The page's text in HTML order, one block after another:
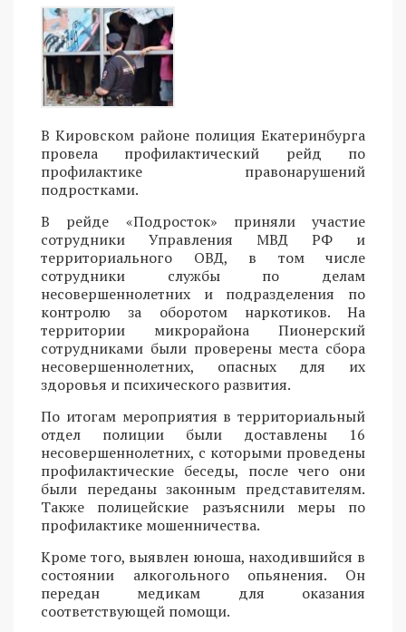
В Кировском районе полиция Екатеринбурга
провела профилактический рейд по
профилактике правонарушений
подростками.
В рейде «Подросток» приняли участие
сотрудники Управления МВД РФ и
территориального ОВД, в том числе
сотрудники службы по делам
несовершеннолетних и подразделения по
контролю за оборотом наркотиков. На
территории микрорайона Пионерский
сотрудниками были проверены места сбора
несовершеннолетних, опасных для их
здоровья и психического развития.
По итогам мероприятия в территориальный
отдел полиции были доставлены 16
несовершеннолетних, с которыми проведены
профилактические беседы, после чего они
были переданы законным представителям.
Также полицейские разъяснили меры по
профилактике мошенничества.
Кроме того, выявлен юноша, находившийся в
состоянии алкогольного опьянения. Он
передан медикам для оказания
соответствующей помощи.